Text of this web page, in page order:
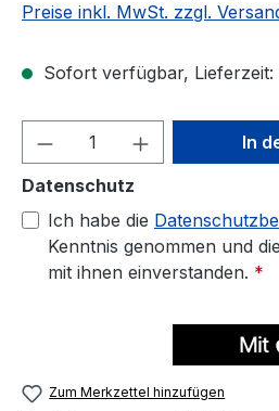
Preise inkl. MwSt. zzgl.
Sofort verfügbar, Lieferzeit:
Produkt Anzahl: Gib
In
Datenschutz
Ich habe die
Kenntnis genommen und die
mit ihnen einverstanden. *
Zum Merkzettel hinzufügen